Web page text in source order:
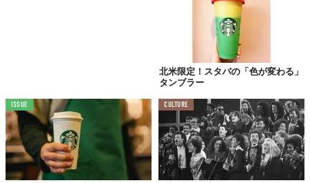
北米限定！スタバの「色が変わる」
タンブラー
ISSUE CULTURE